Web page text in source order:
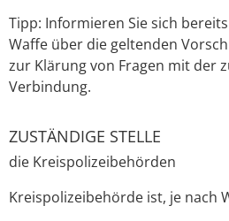
Tipp: Informieren Sie sich
Waffe über die geltenden
zur Klärung von Fragen mit der
Verbindung.
ZUSTÄNDIGE STELLE
die Kreispolizeibehörden
Kreispolizeibehörde ist, je nach